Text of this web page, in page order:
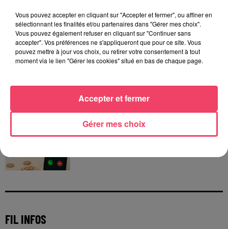
C'est plus ou c'est moins : Jusqu'à 300€ à gagner
FIL INFOS
Vous pouvez accepter en cliquant sur "Accepter et fermer", ou affiner en
sélectionnant les finalités et/ou partenaires dans "Gérer mes choix".
Vous pouvez également refuser en cliquant sur "Continuer sans
accepter". Vos préférences ne s'appliqueront que pour ce site. Vous
pouvez mettre à jour vos choix, ou retirer votre consentement à tout
moment via le lien "Gérer les cookies" situé en bas de chaque page.
Gérer mes choix
Accepter et fermer